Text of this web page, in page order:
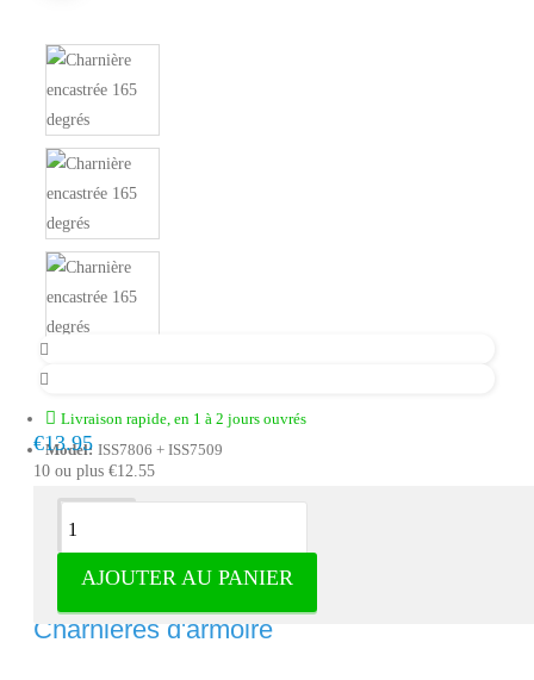
Livraison rapide, en 1 à 2 jours ouvrés
Model: ISS7806 + ISS7509
€13.95
10 ou plus €12.55
AJOUTER AU PANIER
Description
Charnière encastrée à 165 degrés -
Charnières d'armoire